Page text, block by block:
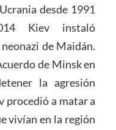
desde 1991
Kiev instaló
de Maidán.
de Minsk en
la agresión
procedió a matar a
vivían en la región